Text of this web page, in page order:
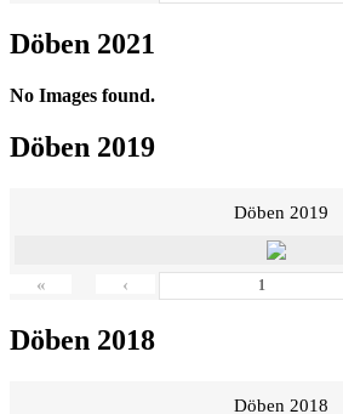
Döben 2021
No Images found.
Döben 2019
Döben 2019
« ‹
Döben 2018
Döben 2018